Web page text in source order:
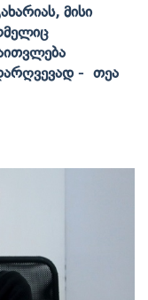
Მისი
- Თეა